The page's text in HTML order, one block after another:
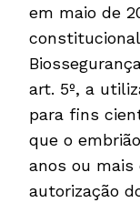
em maio de
art. 5º, a
para fins
que o
anos ou mais
autorização